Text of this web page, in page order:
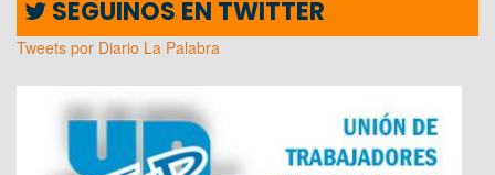
SEGUINOS EN TWITTER
Tweets por Diario La Palabra